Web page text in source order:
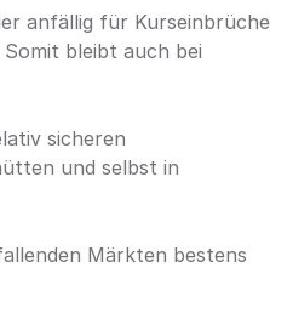
anfällig für Kurseinbrüche
bleibt auch bei
sicheren
und selbst in
Märkten bestens